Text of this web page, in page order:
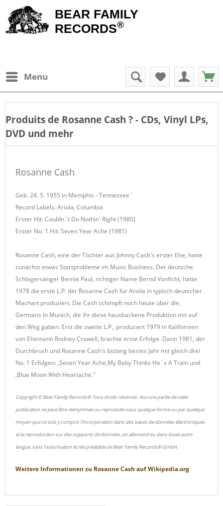
BEAR FAMILY
RECORDS®
Menu
Produits de Rosanne Cash ? - CDs, Vinyl LPs,
DVD und mehr
Rosanne Cash
Geb. 24. 5. 1955 in Memphis - Tennessee '
Record Labels: Ariola, Columbia
Erster Hit: Couldn`t Do Nothin' Right (1980)
Erster No. 1 Hit: Seven Year Ache (1981)
Rosanne Cash, eine der Töchter aus Johnny Cash's erster Ehe, hatte
zunächst etwas Startprobleme im Music Business. Der deutsche
Schlagersänger Bernie Paul, richtiger Name Bernd Vonficht, hatte
1978 die erste L.P. der Rosanne Cash für Ariola in typisch deutscher
Machart produziert. Die Cash schimpft noch heute über die,
Germans In Munich, die ihr diese hausbackene Produktion mit auf
den Weg gaben. Erst die zweite L.P., produziert 1979 in Kalifornien
von Ehemann Rodney Crowell, brachte erste Erfolge. Dann 1981, der
Durchbruch und Rosanne Cash's bislang bestes Jahr mit gleich drei
No. 1 Erfolgen: ,Seven Year Ache,My Baby Thinks He`s A Train und
,Blue Moon With Heartache."
Copyright © Bear Family Records® Tous droits réservés. Aucune partie de cette
publication ne peut être réimprimée ou reproduite sous quelque forme ou par quelque
moyen que ce soit, y compris l'incorporation dans des bases de données électroniques
et la reproduction sur des supports de données, en allemand ou dans toute autre
langue, sans l'autorisation écrite préalable de Bear Family Records® GmbH.
Weitere Informationen zu Rosanne Cash aufWikipedia.org